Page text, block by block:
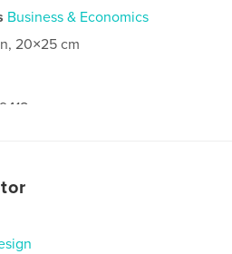
Business & Economics
20×25 cm